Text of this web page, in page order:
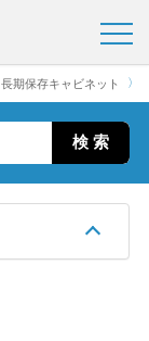
長期保存キャビネット 〉